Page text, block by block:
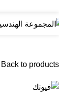
Back to products